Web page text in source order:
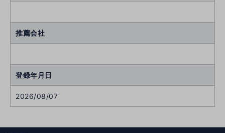
推薦会社
登録年月日
2026/08/07